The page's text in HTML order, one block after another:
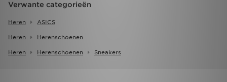
Verwante categorieën
Heren ASICS
Heren Herenschoenen
Heren Herenschoenen Sneakers